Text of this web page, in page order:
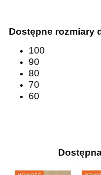
Dostępne rozmiary
100
90
80
70
60